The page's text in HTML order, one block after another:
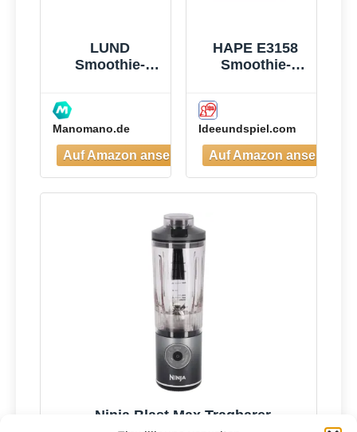
LUND
Smoothie-
Manomano.de
HAPE E3158
Smoothie-
Ideeundspiel.com
Ninja Blast Max Tragbarer